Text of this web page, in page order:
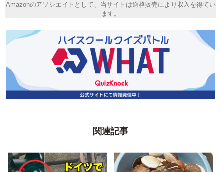
Amazonのアソシエイトとして、当サイトは適格販売により収入を得てい
ます。
関連記事